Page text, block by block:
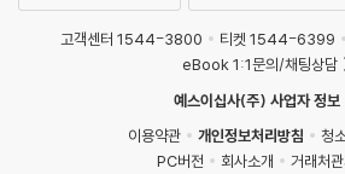
고객센터 1544-3800 티켓 1544-6399
eBook 1:1문의/채팅상담
예스이십사(주) 사업자 정보
이용약관
개인정보처리방침
청
PC버전
회사소개 거래처